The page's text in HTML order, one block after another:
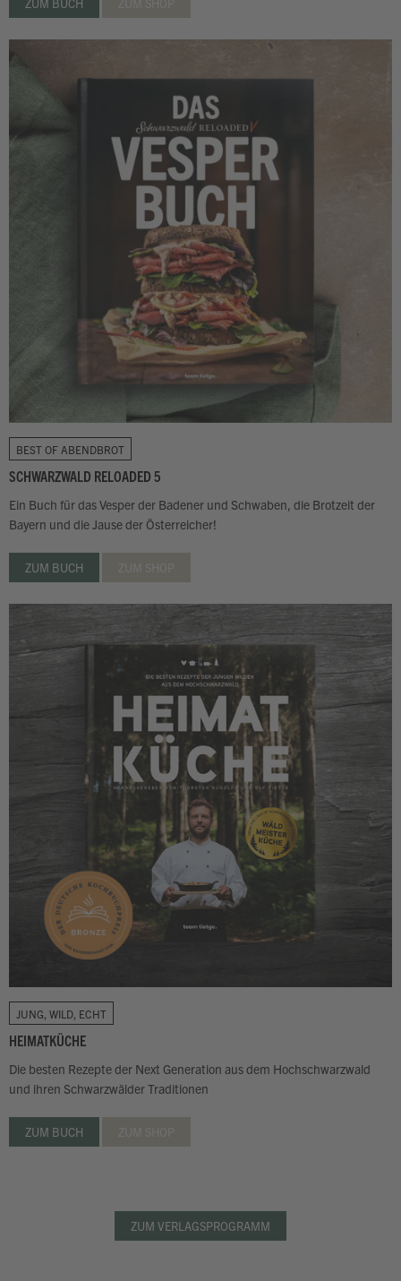
ZUM BUCH
BEST OF ABENDBROT
SCHWARZWALD RELOADED 5
Ein Buch für das Vesper der Badener und Schwaben, die Brotzeit der
Bayern und die Jause der Österreicher!
ZUM BUCH
JUNG, WILD, ECHT
HEIMATKÜCHE
Die besten Rezepte der Next Generation aus dem Hochschwarzwald
und ihren Schwarzwälder Traditionen
ZUM BUCH
ZUM VERLAGSPROGRAMM